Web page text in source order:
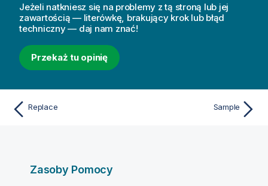
Jeżeli natkniesz się na problemy z tą stroną lub jej
zawartością — literówkę, brakujący krok lub błąd
techniczny — daj nam znać!
Przekaż tu opinię
Replace Sample
Zasoby Pomocy